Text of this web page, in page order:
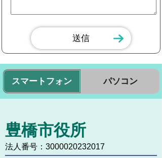
スマートフォン パソコン
豊橋市役所
法人番号：3000020232017